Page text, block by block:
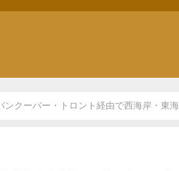
ンクーバー・トロント経由で西海岸・東